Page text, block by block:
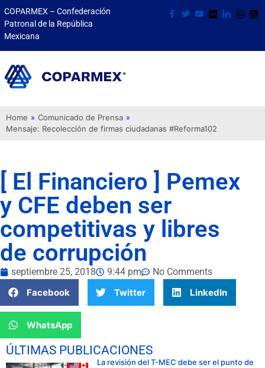
COPARMEX – Confederación
Patronal de la República
Mexicana
Home » Comunicado de Prensa »
Mensaje: Recolección de firmas ciudadanas #Reforma102
[ El Financiero ] Pemex
y CFE deben ser
competitivas y libres
de corrupción
septiembre 25, 2018 9:44 pm
No Comments
Facebook
Twitter LinkedIn
WhatsApp
ÚLTIMAS PUBLICACIONES
La revisión del T-MEC debe ser el punto de